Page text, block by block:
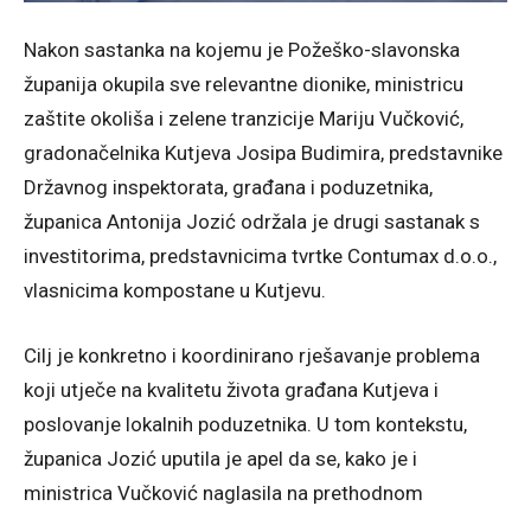
Nakon sastanka na kojemu je Požeško-slavonska
županija okupila sve relevantne dionike, ministricu
zaštite okoliša i zelene tranzicije Mariju Vučković,
gradonačelnika Kutjeva Josipa Budimira, predstavnike
Državnog inspektorata, građana i poduzetnika,
županica Antonija Jozić održala je drugi sastanak s
investitorima, predstavnicima tvrtke Contumax d.o.o.,
vlasnicima kompostane u Kutjevu.
Cilj je konkretno i koordinirano rješavanje problema
koji utječe na kvalitetu života građana Kutjeva i
poslovanje lokalnih poduzetnika. U tom kontekstu,
županica Jozić uputila je apel da se, kako je i
ministrica Vučković naglasila na prethodnom